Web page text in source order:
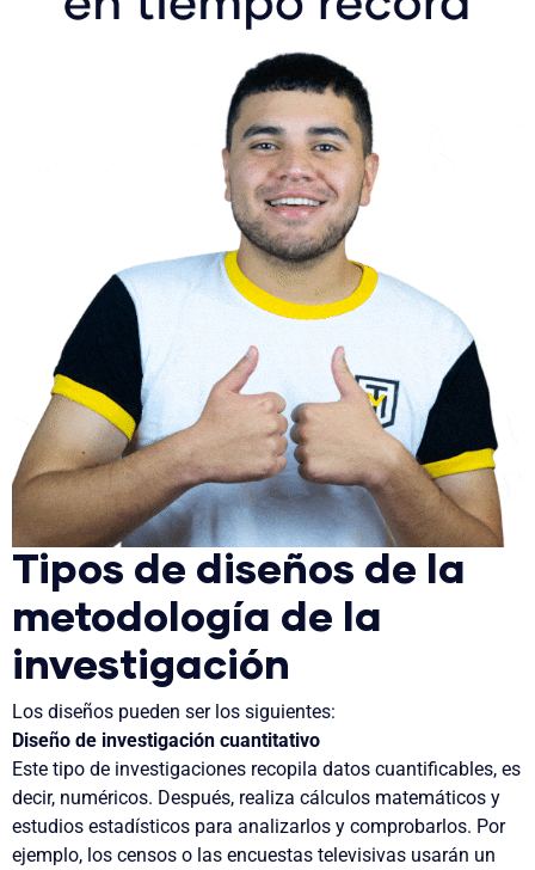
Tipos de diseños de la
metodología de la
investigación
Los diseños pueden ser los siguientes:
Diseño de investigación cuantitativo
Este tipo de investigaciones recopila datos cuantificables, es
decir, numéricos. Después, realiza cálculos matemáticos y
estudios estadísticos para analizarlos y comprobarlos. Por
ejemplo, los censos o las encuestas televisivas usarán un